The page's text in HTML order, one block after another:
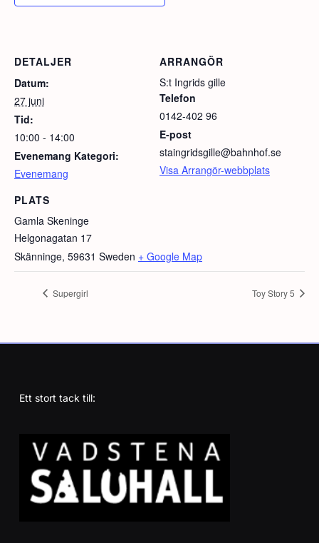
DETALJER
Datum:
27 juni
Tid:
10:00 - 14:00
Evenemang Kategori:
Evenemang
PLATS
Gamla Skeninge
Helgonagatan 17
Skänninge, 59631 Sweden + Google Map
ARRANGÖR
S:t Ingrids gille
Telefon
0142-402 96
E-post
staingridsgille@bahnhof.se
Visa Arrangör-webbplats
Supergirl Toy Story 5
Ett stort tack till: